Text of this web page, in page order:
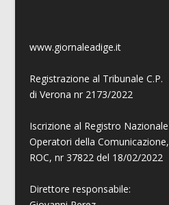
www.giornaleadige.it
Registrazione al Tribunale C.P.
di Verona nr 2173/2022
Iscrizione al Registro Nazionale
Operatori della Comunicazione,
ROC, nr 37822 del 18/02/2022
Direttore responsabile: